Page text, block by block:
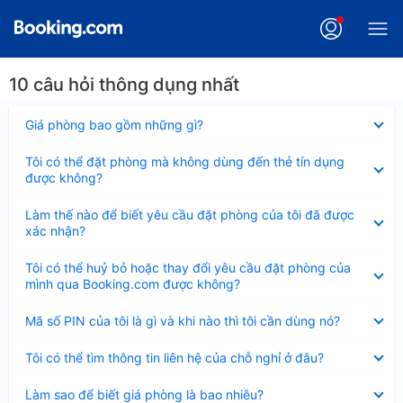
10 câu hỏi thông dụng nhất
Giá phòng bao gồm những gì?
thu
Tôi có thể đặt phòng mà không dùng đến thẻ tín dụng
được không?
thu
gọn
Làm thế nào để biết yêu cầu đặt phòng của tôi đã được
xác nhận?
thu
gọn
Tôi có thể huỷ bỏ hoặc thay đổi yêu cầu đặt phòng của
mình qua Booking.com được không?
thu
gọn
Mã số PIN của tôi là gì và khi nào thì tôi cần dùng nó?
thu
Tôi có thể tìm thông tin liên hệ của chỗ nghỉ ở đâu?
thu
Làm sao để biết giá phòng là bao nhiêu?
thu